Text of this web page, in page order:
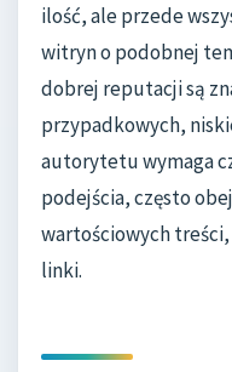
ilość, ale przede
witryn o podobnej
dobrej reputacji są
przypadkowych,
autorytetu wymaga
podejścia, często
wartościowych
linki.